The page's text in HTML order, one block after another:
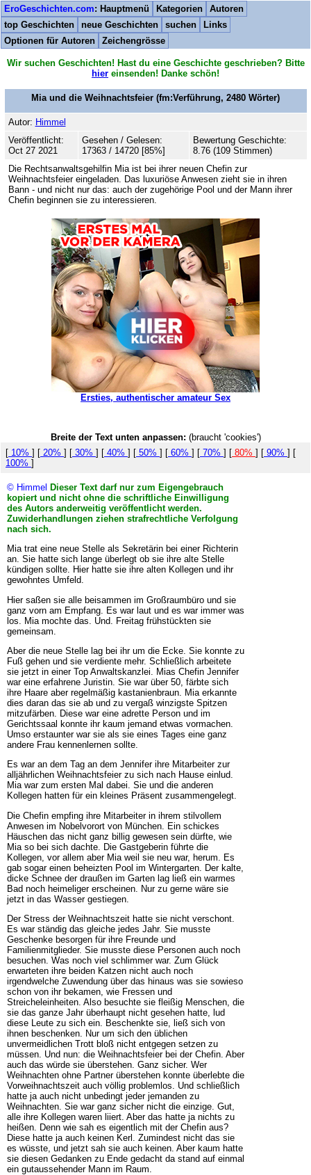
EroGeschichten.com: Hauptmenü Kategorien
Autoren
top Geschichten
neue Geschichten suchen
Links
Optionen für Autoren
Zeichengrösse
Wir suchen Geschichten! Hast du eine Geschichte geschrieben? Bitte
hier einsenden! Danke schön!
Mia und die Weihnachtsfeier (fm:Verführung, 2480 Wörter)
Autor: Himmel
Veröffentlicht:
Oct 27 2021
Gesehen / Gelesen:
17363 / 14720 [85%]
Bewertung Geschichte:
8.76 (109 Stimmen)
Die Rechtsanwaltsgehilfin Mia ist bei ihrer neuen Chefin zur
Weihnachtsfeier eingeladen. Das luxuriöse Anwesen zieht sie in ihren
Bann - und nicht nur das: auch der zugehörige Pool und der Mann ihrer
Chefin beginnen sie zu interessieren.
Ersties, authentischer amateur Sex
Breite der Text unten anpassen: (braucht 'cookies')
[ 10% ] [ 20% ] [ 30% ] [ 40% ] [ 50% ] [ 60% ] [ 70% ] [ 80% ] [ 90% ] [
100% ]
© Himmel Dieser Text darf nur zum Eigengebrauch
kopiert und nicht ohne die schriftliche Einwilligung
des Autors anderweitig veröffentlicht werden.
Zuwiderhandlungen ziehen strafrechtliche Verfolgung
nach sich.
Mia trat eine neue Stelle als Sekretärin bei einer Richterin
an. Sie hatte sich lange überlegt ob sie ihre alte Stelle
kündigen sollte. Hier hatte sie ihre alten Kollegen und ihr
gewohntes Umfeld.
Hier saßen sie alle beisammen im Großraumbüro und sie
ganz vorn am Empfang. Es war laut und es war immer was
los. Mia mochte das. Und. Freitag frühstückten sie
gemeinsam.
Aber die neue Stelle lag bei ihr um die Ecke. Sie konnte zu
Fuß gehen und sie verdiente mehr. Schließlich arbeitete
sie jetzt in einer Top Anwaltskanzlei. Mias Chefin Jennifer
war eine erfahrene Juristin. Sie war über 50, färbte sich
ihre Haare aber regelmäßig kastanienbraun. Mia erkannte
dies daran das sie ab und zu vergaß winzigste Spitzen
mitzufärben. Diese war eine adrette Person und im
Gerichtssaal konnte ihr kaum jemand etwas vormachen.
Umso erstaunter war sie als sie eines Tages eine ganz
andere Frau kennenlernen sollte.
Es war an dem Tag an dem Jennifer ihre Mitarbeiter zur
alljährlichen Weihnachtsfeier zu sich nach Hause einlud.
Mia war zum ersten Mal dabei. Sie und die anderen
Kollegen hatten für ein kleines Präsent zusammengelegt.
Die Chefin empfing ihre Mitarbeiter in ihrem stilvollem
Anwesen im Nobelvorort von München. Ein schickes
Häuschen das nicht ganz billig gewesen sein dürfte, wie
Mia so bei sich dachte. Die Gastgeberin führte die
Kollegen, vor allem aber Mia weil sie neu war, herum. Es
gab sogar einen beheizten Pool im Wintergarten. Der kalte,
dicke Schnee der draußen im Garten lag ließ ein warmes
Bad noch heimeliger erscheinen. Nur zu gerne wäre sie
jetzt in das Wasser gestiegen.
Der Stress der Weihnachtszeit hatte sie nicht verschont.
Es war ständig das gleiche jedes Jahr. Sie musste
Geschenke besorgen für ihre Freunde und
Familienmitglieder. Sie musste diese Personen auch noch
besuchen. Was noch viel schlimmer war. Zum Glück
erwarteten ihre beiden Katzen nicht auch noch
irgendwelche Zuwendung über das hinaus was sie sowieso
schon von ihr bekamen, wie Fressen und
Streicheleinheiten. Also besuchte sie fleißig Menschen, die
sie das ganze Jahr überhaupt nicht gesehen hatte, lud
diese Leute zu sich ein. Beschenkte sie, ließ sich von
ihnen beschenken. Nur um sich den üblichen
unvermeidlichen Trott bloß nicht entgegen setzen zu
müssen. Und nun: die Weihnachtsfeier bei der Chefin. Aber
auch das würde sie überstehen. Ganz sicher. Wer
Weihnachten ohne Partner überstehen konnte überlebte die
Vorweihnachtszeit auch völlig problemlos. Und schließlich
hatte ja auch nicht unbedingt jeder jemanden zu
Weihnachten. Sie war ganz sicher nicht die einzige. Gut,
alle ihre Kollegen waren liiert. Aber das hatte ja nichts zu
heißen. Denn wie sah es eigentlich mit der Chefin aus?
Diese hatte ja auch keinen Kerl. Zumindest nicht das sie
es wüsste, und jetzt sah sie auch keinen. Aber kaum hatte
sie diesen Gedanken zu Ende gedacht da stand auf einmal
ein gutaussehender Mann im Raum.